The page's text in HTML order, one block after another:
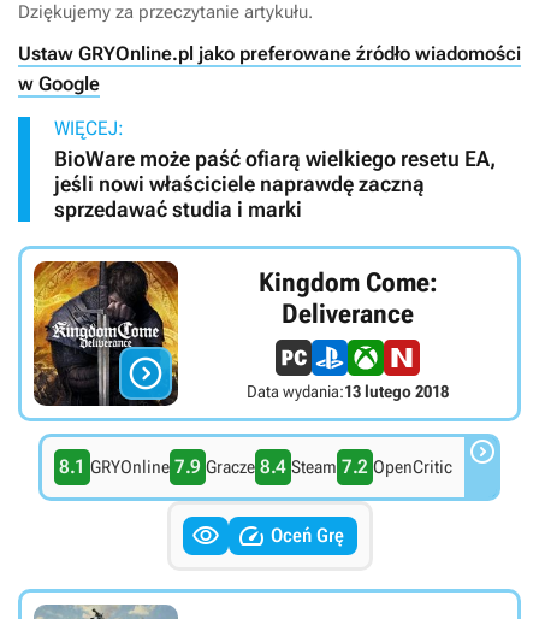
Dziękujemy za przeczytanie artykułu.
Ustaw GRYOnline.pl jako preferowane źródło wiadomości
w Google
WIĘCEJ:
BioWare może paść ofiarą wielkiego resetu EA,
jeśli nowi właściciele naprawdę zaczną
sprzedawać studia i marki

Kingdom Come:
Deliverance
Data wydania:13 lutego 2018
8.1 GRYOnline 7.9 Gracze 8.4 Steam 7.2 OpenCritic 
  Oceń Grę